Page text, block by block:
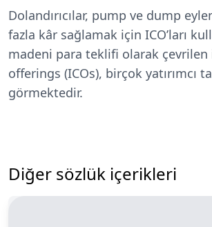
Dolandırıcılar, pump ve dump
fazla kâr sağlamak için ICO’ları
madeni para teklifi olarak
offerings (ICOs), birçok yatırımcı
görmektedir.
Diğer sözlük içerikleri